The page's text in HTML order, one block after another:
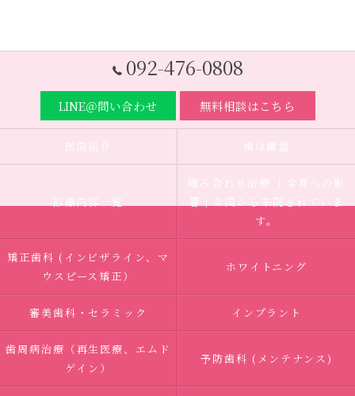
092-476-0808
LINE＠問い合わせ 無料相談はこちら
医院紹介 歯は臓器
診療内容一覧
噛み合わせ治療 ｜全身への影
響｜全国から来院されていま
す。
矯正歯科 (インビザライン、マ
ウスピース矯正）
ホワイトニング
審美歯科・セラミック インプラント
歯周病治療（再生医療、エムド
ゲイン）
予防歯科 (メンテナンス)